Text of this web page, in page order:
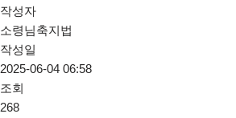
작성자
소령님축지법
작성일
2025-06-04 06:58
조회
268